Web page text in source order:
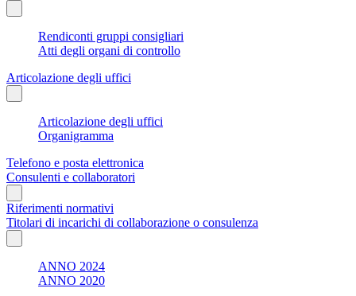
Rendiconti gruppi consigliari
Atti degli organi di controllo
Articolazione degli uffici
Articolazione degli uffici
Organigramma
Telefono e posta elettronica
Consulenti e collaboratori
Riferimenti normativi
Titolari di incarichi di collaborazione o consulenza
ANNO 2024
ANNO 2020